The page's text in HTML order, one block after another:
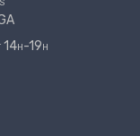
14h-19h